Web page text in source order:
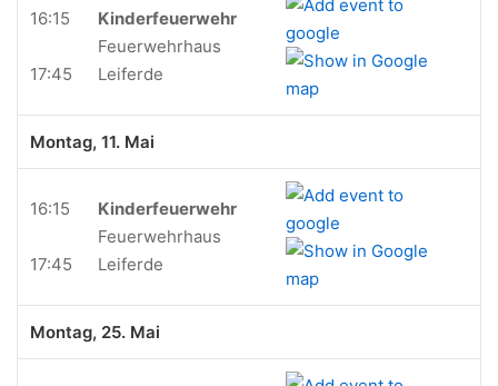
16:15
17:45
Kinderfeuerwehr
Feuerwehrhaus
Leiferde
Montag, 11. Mai
16:15
17:45
Kinderfeuerwehr
Feuerwehrhaus
Leiferde
Montag, 25. Mai